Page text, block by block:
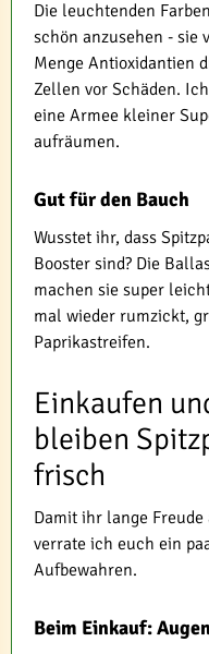
Die leuchtenden
schön anzusehen - sie
Menge Antioxidantien
Zellen vor Schäden.
eine Armee kleiner
aufräumen.
Gut für den Bauch
Wusstet ihr, dass
Booster sind? Die
machen sie super
mal wieder rumzickt,
Paprikastreifen.
Einkaufen
bleiben
frisch
Damit ihr lange
verrate ich euch ein
Aufbewahren.
Beim Einkauf: